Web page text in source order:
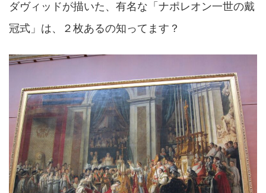
ダヴィッドが描いた、有名な「ナポレオン一世の戴
冠式」は、２枚あるの知ってます？